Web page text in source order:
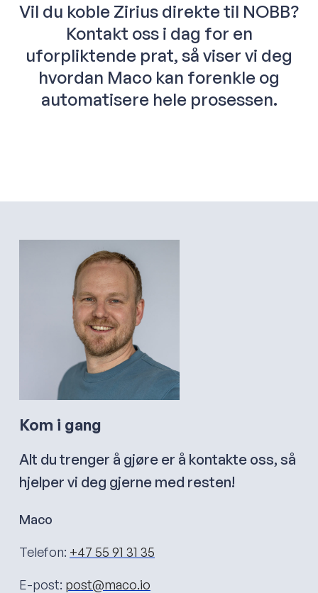
Vil du koble Zirius direkte til NOBB?
Kontakt oss i dag for en
uforpliktende prat, så viser vi deg
hvordan Maco kan forenkle og
automatisere hele prosessen.
Kom i gang
Alt du trenger å gjøre er å kontakte oss, så
hjelper vi deg gjerne med resten!
Maco
Telefon: +47 55 91 31 35
E-post: post@maco.io